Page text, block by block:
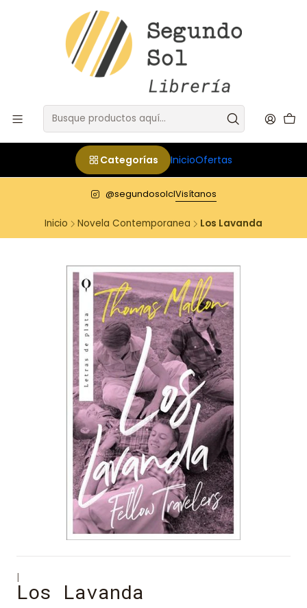
Categorías InicioOfertas
@segundosolclVisítanos
Inicio Novela Contemporanea Los Lavanda
|
Los Lavanda